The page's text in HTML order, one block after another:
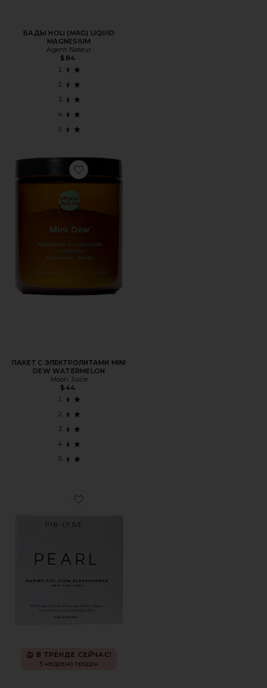
БАДЫ HOLI (MAG) LIQUID
MAGNESIUM
Agent Nateur
$84
Favorite ПАКЕТ С ЭЛЕКТРОЛИТАМИ MINI DEW
ПАКЕТ С ЭЛЕКТРОЛИТАМИ MINI
DEW WATERMELON
Moon Juice
$44
Favorite КОЛЛАГЕН PEARL MARINE COLLAGEN
В ТРЕНДЕ СЕЙЧАС!
5 недавно продан